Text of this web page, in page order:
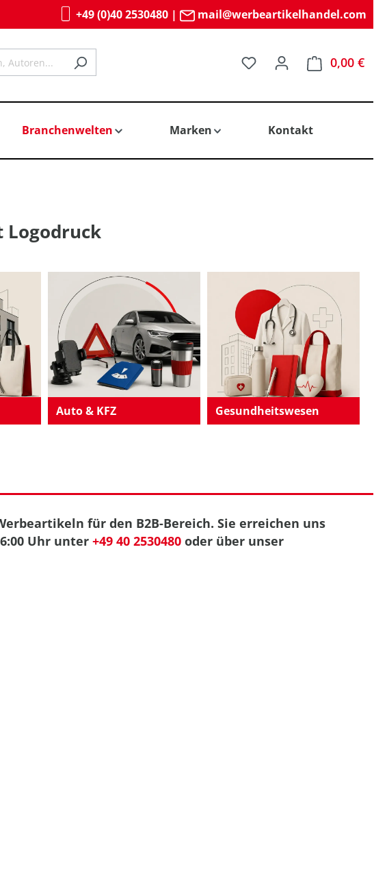
+49 (0)40 2530480| mail@werbeartikelhandel.com
Du hast 0 Produkte auf
0,00 €
Branchenwelten Marken Kontakt
Logodruck
Auto & KFZ Gesundheitswesen
für den B2B-Bereich. Sie erreichen uns
Uhr unter +49 40 2530480 oder über unser